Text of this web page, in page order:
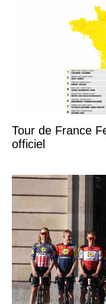
Tour de France
officiel